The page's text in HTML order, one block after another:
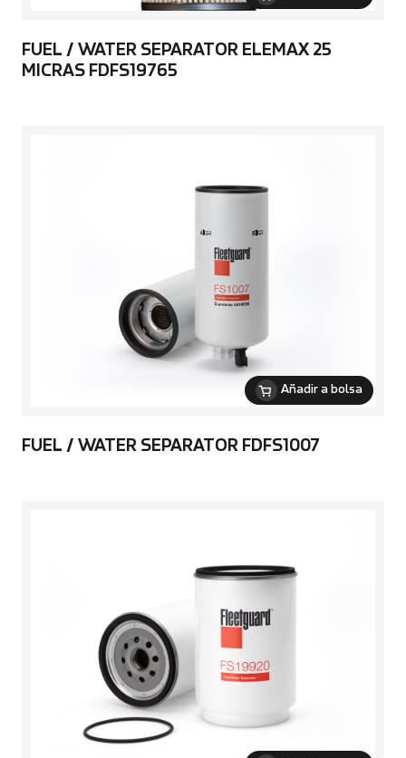
FUEL / WATER SEPARATOR ELEMAX 25
MICRAS FDFS19765
Añadir a bolsa
FUEL / WATER SEPARATOR FDFS1007